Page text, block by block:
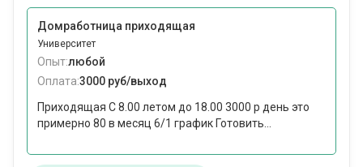
Домработница приходящая
Университет
Опыт:любой
Оплата:3000 руб/выход
Приходящая С 8.00 летом до 18.00 3000 р день это
примерно 80 в месяц 6/1 график Готовить...